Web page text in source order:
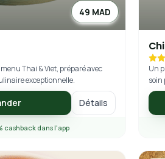
49 MAD
Thai & Viet, préparé avec
exceptionnelle.
Détails
cashback dans l'app
Un
soin